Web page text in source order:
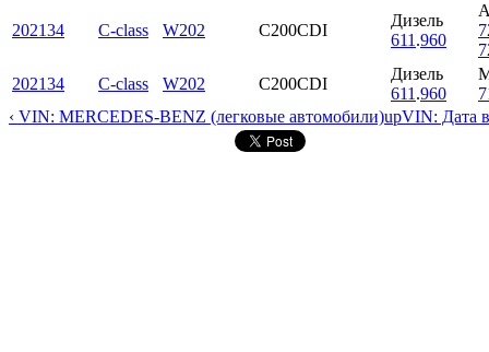
202134 C-class W202 C200CDI
Дизель
611 .960
202134
C-class W202 C200CDI
Дизель
611 .960
‹ VIN: MERCEDES-BENZ (легковые автомобили)upVIN: Дата